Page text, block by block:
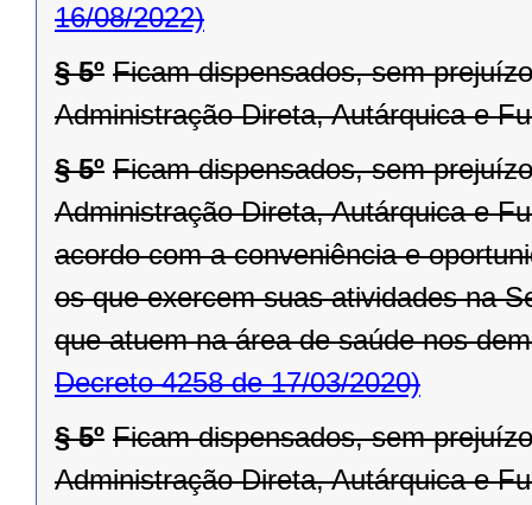
16/08/2022)
§ 5º Ficam dispensados, sem
Administração Direta, Autárquica e
§ 5º Ficam dispensados, sem
Administração Direta, Autárquica e
acordo com a conveniência e
os que exercem suas atividades na
que atuem na área de saúde nos
Decreto 4258 de 17/03/2020)
§ 5º Ficam dispensados, sem
Administração Direta, Autárquica e